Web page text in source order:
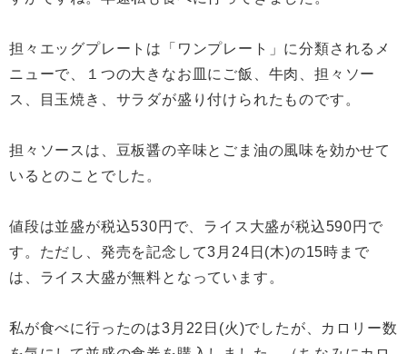
担々エッグプレートは「ワンプレート」に分類されるメ
ニューで、１つの大きなお皿にご飯、牛肉、担々ソー
ス、目玉焼き、サラダが盛り付けられたものです。
担々ソースは、豆板醤の辛味とごま油の風味を効かせて
いるとのことでした。
値段は並盛が税込530円で、ライス大盛が税込590円で
す。ただし、発売を記念して3月24日(木)の15時まで
は、ライス大盛が無料となっています。
私が食べに行ったのは3月22日(火)でしたが、カロリー数